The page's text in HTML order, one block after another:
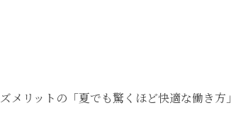
リットの「夏でも驚くほど快適な働き方」